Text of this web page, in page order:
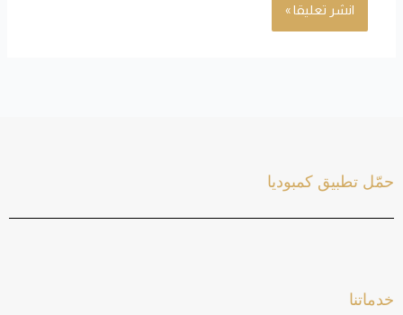
خدماتنا
حمّل تطبيق كمبوديا